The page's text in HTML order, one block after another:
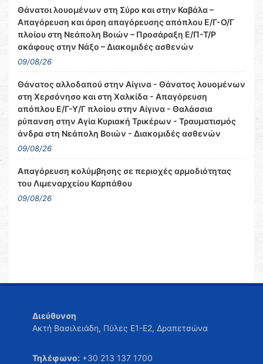
Θάνατοι λουομένων στη Σύρο και στην Καβάλα –
Απαγόρευση και άρση απαγόρευσης απόπλου Ε/Γ-Ο/Γ
πλοίου στη Νεάπολη Βοιών – Προσάραξη Ε/Π-Τ/Ρ
σκάφους στην Νάξο – Διακομιδές ασθενών
09/08/26
Θάνατος αλλοδαπού στην Αίγινα - Θάνατος λουομένων
στη Χερσόνησο και στη Χαλκίδα - Απαγόρευση
απόπλου Ε/Γ-Υ/Γ πλοίου στην Αίγινα - Θαλάσσια
ρύπανση στην Αγία Κυριακή Τρικέρων - Τραυματισμός
άνδρα στη Νεάπολη Βοιών - Διακομιδές ασθενών
09/08/26
Απαγόρευση κολύμβησης σε περιοχές αρμοδιότητας
του Λιμεναρχείου Καρπάθου
09/08/26
Διεύθυνση
Ακτή Βασιλειάδη, Πύλες Ε1-Ε2, Δραπετσώνα
Τηλέφωνο: +30 213 137 1700